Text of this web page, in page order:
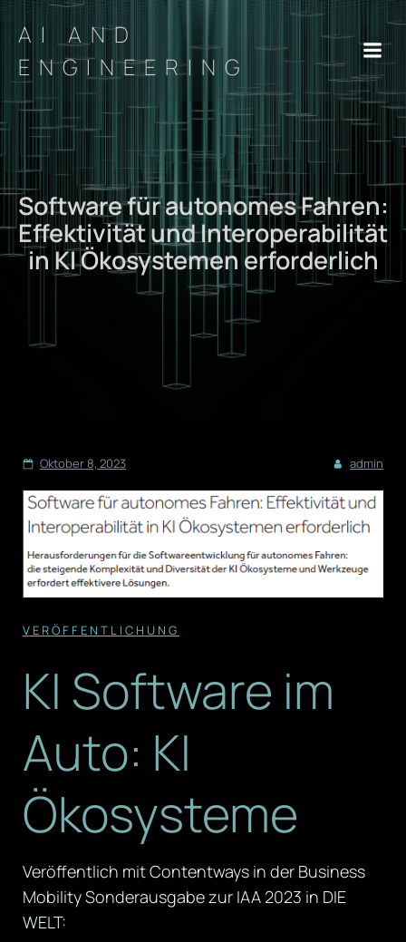
AI AND
ENGINEERING
Software für autonomes Fahren:
Effektivität und Interoperabilität
in KI Ökosystemen erforderlich
Oktober 8, 2023 admin
VERÖFFENTLICHUNG
KI Software im
Auto: KI
Ökosysteme
Veröffentlich mit Contentways in der Business
Mobility Sonderausgabe zur IAA 2023 in DIE
WELT: